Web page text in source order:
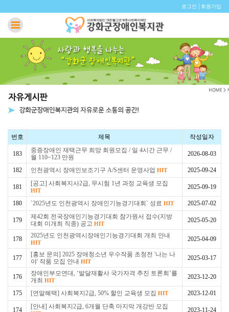
로그인 회원가입
번호 제목 작성일자
183
중증장애인 재택근무 희망 회원모집 / 일 4시간 근무 /
월 110~123 만원
2026-08-03
182 인천광역시 장애인보조기구 A/S센터 운영사업 HIT 2025-09-24
181 [공고] 사회복지사2급, 무시험 1년 과정 교육생 모집
HIT 2025-09-19
180 `2025년도 인천광역시 장애인기능경기대회` 성료 HIT 2025-07-02
179
제42회 전국장애인기능경기대회 참가원서 접수(지방
대회 미개최 직종) 공고 HIT 2025-05-20
178 2025년도 인천광역시장애인기능경기대회 개최 안내
HIT 2025-04-09
177
[홍보 문의] 2025 장애청소년 우수작품 초청전 '나는 나
야' 작품 모집 안내 HIT 2025-03-17
176
장애인부모연대, ‘발달재활사 국가자격 추진 토론회’를
개최 HIT 2023-12-20
175 [연말혜택] 사회복지2급, 50% 할인 교육생 모집 HIT 2023-12-01
174 [안내] 사회복지2급, 6개월 단축 마지막 개강반 모집 2023-11-24